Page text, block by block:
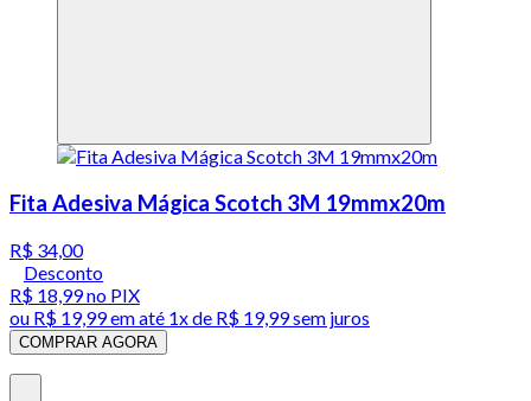
Fita Adesiva Mágica Scotch 3M 19mmx20m
R$ 34,00
Desconto
R$ 18,99no PIX
ou R$ 19,99em até 1x de R$ 19,99sem juros
COMPRAR AGORA